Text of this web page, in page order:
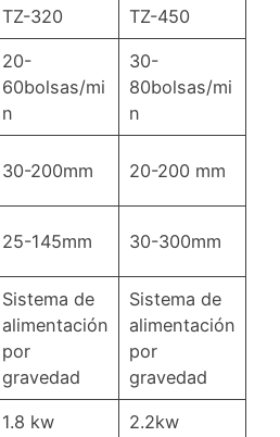
TZ-320 TZ-450
20-
60bolsas/mi
n
30-
80bolsas/mi
n
30-200mm 20-200 mm
25-145mm 30-300mm
Sistema de
alimentación
por
gravedad
Sistema de
alimentación
por
gravedad
1.8 kw 2.2kw